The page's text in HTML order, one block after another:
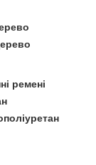
ремені